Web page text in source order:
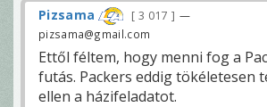
Pizsama 3 017
—
pizsama@gmail.com
Ettől féltem, hogy menni fog a
futás. Packers eddig tökéletesen
ellen a házifeladatot.